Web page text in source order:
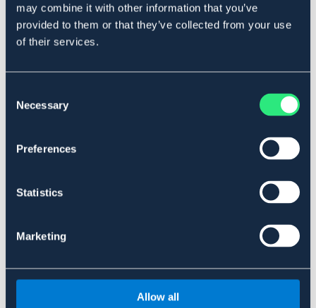
may combine it with other information that you’ve
provided to them or that they’ve collected from your use
of their services.
Selection
Necessary
Preferences
Statistics
Marketing
Allow all
Se lager i butikk
Related products